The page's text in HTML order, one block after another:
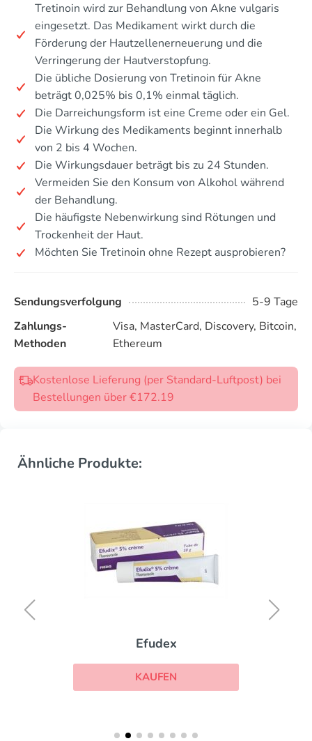
Tretinoin wird zur Behandlung von Akne vulgaris
eingesetzt. Das Medikament wirkt durch die
Förderung der Hautzellenerneuerung und die
Verringerung der Hautverstopfung.
Die übliche Dosierung von Tretinoin für Akne
beträgt 0,025% bis 0,1% einmal täglich.
Die Darreichungsform ist eine Creme oder ein Gel.
Die Wirkung des Medikaments beginnt innerhalb
von 2 bis 4 Wochen.
Die Wirkungsdauer beträgt bis zu 24 Stunden.
Vermeiden Sie den Konsum von Alkohol während
der Behandlung.
Die häufigste Nebenwirkung sind Rötungen und
Trockenheit der Haut.
Möchten Sie Tretinoin ohne Rezept ausprobieren?
Sendungsverfolgung
5-9 Tage
Zahlungs-
Methoden
Visa, MasterCard, Discovery, Bitcoin,
Ethereum
Kostenlose Lieferung (per Standard-Luftpost) bei
Bestellungen über €172.19
Ähnliche Produkte:
Efudex
KAUFEN